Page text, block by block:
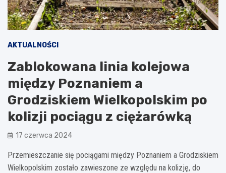
AKTUALNOŚCI
Zablokowana linia kolejowa
między Poznaniem a
Grodziskiem Wielkopolskim po
kolizji pociągu z ciężarówką
17 czerwca 2024
Przemieszczanie się pociągami między Poznaniem a Grodziskiem
Wielkopolskim zostało zawieszone ze względu na kolizję, do